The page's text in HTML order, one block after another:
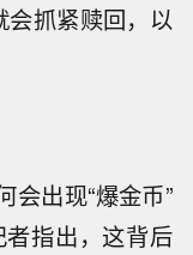
会抓紧赎回，以
会出现“爆金币”
指出，这背后